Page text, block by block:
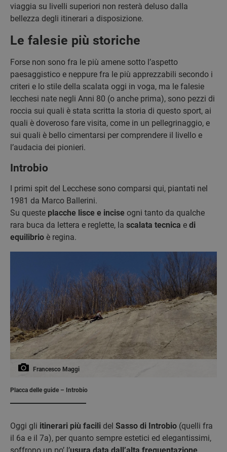
viaggia su livelli superiori non resterà deluso dalla
bellezza degli itinerari a disposizione.
Le falesie più storiche
Forse non sono fra le più amene sotto l’aspetto
paesaggistico e neppure fra le più apprezzabili secondo i
criteri e lo stile della scalata oggi in voga, ma le falesie
lecchesi nate negli Anni 80 (o anche prima), sono pezzi di
roccia sui quali è stata scritta la storia di questo sport, ai
quali è doveroso fare visita, come in un pellegrinaggio, e
sui quali è bello cimentarsi per comprendere il livello e
l’audacia dei pionieri.
Introbio
I primi spit del Lecchese sono comparsi qui, piantati nel
1981 da Marco Ballerini.
Su queste placche lisce e incise ogni tanto da qualche
rara buca da lettera e reglette, la scalata tecnica e di
equilibrio è regina.
Francesco Maggi
Placca delle guide – Introbio
Oggi gli itinerari più facili del Sasso di Introbio (quelli fra
il 6a e il 7a), per quanto sempre estetici ed elegantissimi,